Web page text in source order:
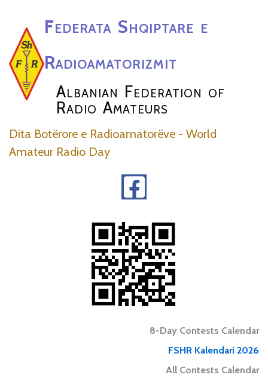
Federata Shqiptare e
Radioamatorizmit
Albanian Federation of
Radio Amateurs
Dita Botërore e Radioamatorëve - World
Amateur Radio Day
8-Day Contests Calendar
FSHR Kalendari 2026
All Contests Calendar